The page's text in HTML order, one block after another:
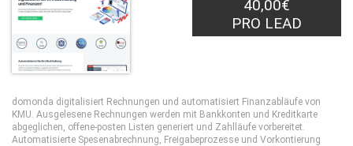
40,00€
PRO LEAD
domonda digitalisiert Rechnungen und automatisiert Finanzabläufe von
KMU. Ausgelesene Rechnungen werden mit Bankkonten und Kreditkarte
abgeglichen, offene-posten Listen generiert und Zahlläufe vorbereitet.
Automatisierte Spesenabrechnung, Freigabeprozesse und Vorkontierung